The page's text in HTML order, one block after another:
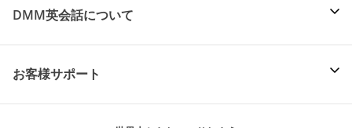
DMM英会話について
お客様サポート